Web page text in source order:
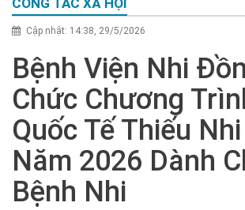
CÔNG TÁC XÃ HỘI
Cập nhật: 14:38, 29/5/2026
Bệnh Viện Nhi
Chức Chương
Quốc Tế Thiếu
Năm 2026 Dành
Bệnh Nhi